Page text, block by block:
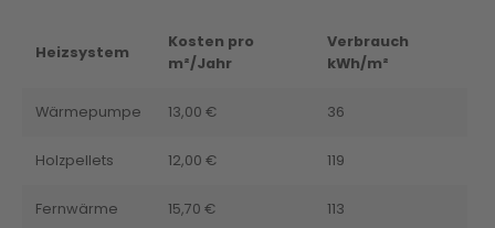
Heizsystem
Kosten pro
m²/Jahr
Verbrauch
kWh/m²
Wärmepumpe 13,00 € 36
Holzpellets 12,00 € 119
Fernwärme 15,70 € 113